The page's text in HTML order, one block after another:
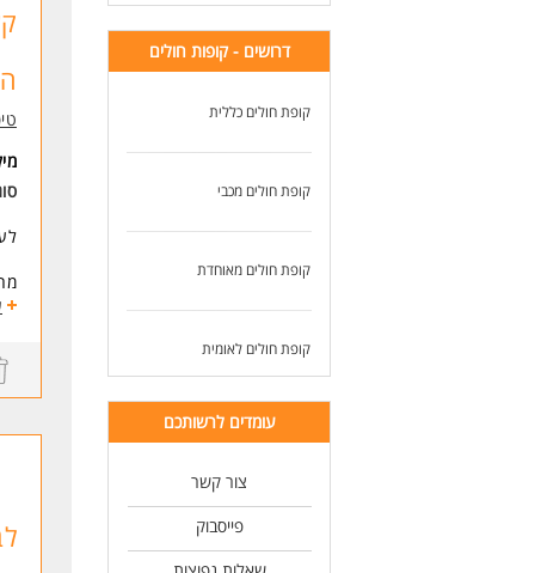
דרושים - קופות חולים
קופת חולים כללית
קופת חולים מכבי
קופת חולים מאוחדת
קופת חולים לאומית
עומדים לרשותכם
צור קשר
פייסבוק
*
*
-
-
-